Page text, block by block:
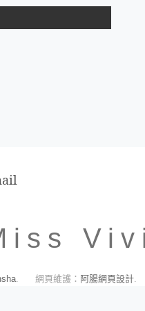
. 網頁維護： 阿腸網頁設計.